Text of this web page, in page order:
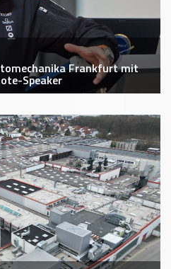
Frankfurt mit
Speaker